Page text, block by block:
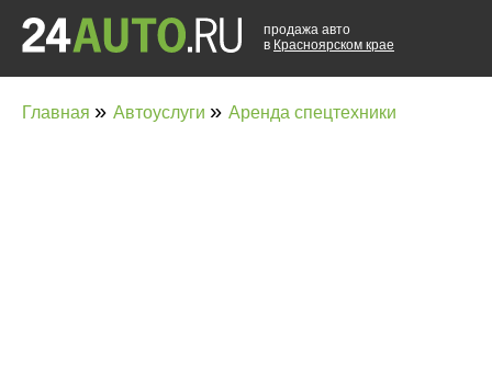
продажа авто
в Красноярском крае
Главная » Автоуслуги » Аренда спецтехники